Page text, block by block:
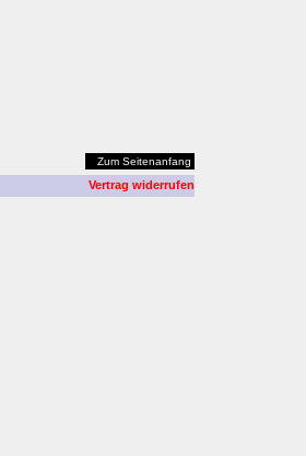
Zum Seitenanfang
Vertrag widerrufen